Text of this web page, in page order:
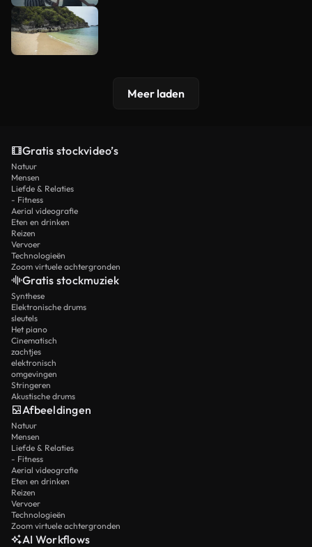
Meer laden
Gratis stockvideo’s
Natuur
Mensen
Liefde & Relaties
- Fitness
Aerial videografie
Eten en drinken
Reizen
Vervoer
Technologieën
Zoom virtuele achtergronden
Gratis stockmuziek
Synthese
Elektronische drums
sleutels
Het piano
Cinematisch
zachtjes
elektronisch
omgevingen
Stringeren
Akustische drums
Afbeeldingen
Natuur
Mensen
Liefde & Relaties
- Fitness
Aerial videografie
Eten en drinken
Reizen
Vervoer
Technologieën
Zoom virtuele achtergronden
AI Workflows